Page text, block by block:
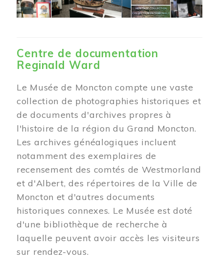
Centre de documentation
Reginald Ward
Le Musée de Moncton compte une vaste
collection de photographies historiques et
de documents d'archives propres à
l'histoire de la région du Grand Moncton.
Les archives généalogiques incluent
notamment des exemplaires de
recensement des comtés de Westmorland
et d'Albert, des répertoires de la Ville de
Moncton et d'autres documents
historiques connexes. Le Musée est doté
d'une bibliothèque de recherche à
laquelle peuvent avoir accès les visiteurs
sur rendez-vous.